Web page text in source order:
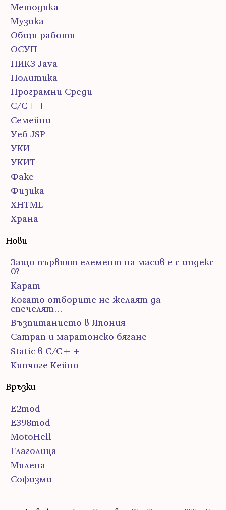
Методика
Музика
Общи работи
ОСУП
ПИК3 Java
Политика
Програмни Среди
С/С++
Семейни
Уеб JSP
УКИ
УКИТ
Факс
Физика
ХHTML
Храна
Нови
Защо първият елемент на масив е с индекс
0?
Карат
Когато отборите не желаят да
спечелят…
Възпитанието в Япония
Сатрап и маратонско бягане
Static в C/C++
Кипчоге Кейно
Връзки
E2mod
E398mod
MotoHell
Глаголица
Милена
Софизми